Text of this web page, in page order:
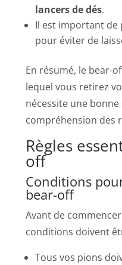
lancers de dés.
Il est important de
pour éviter de
En résumé, le bear-
lequel vous retirez
nécessite une
compréhension des
Règles
off
Conditions
bear-off
Avant de
conditions doivent
Tous vos pions